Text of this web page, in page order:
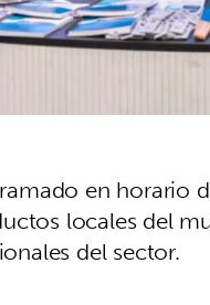
en horario
locales del
del sector.